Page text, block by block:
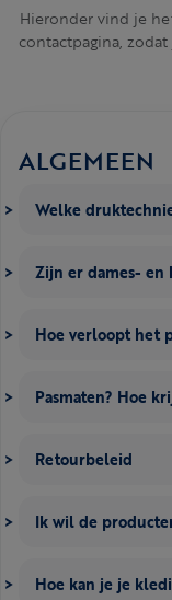
Hieronder vind je
contactpagina,
ALGEMEEN
Welke
Zijn er dames-
Hoe verloopt het
Pasmaten? Hoe
Retourbeleid
Ik wil de
Hoe kan je je